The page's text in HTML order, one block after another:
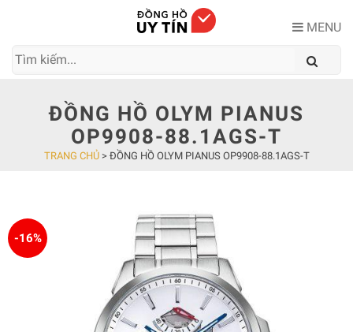
MENU
ĐỒNG HỒ OLYM PIANUS
OP9908-88.1AGS-T
TRANG CHỦ> ĐỒNG HỒ OLYM PIANUS OP9908-88.1AGS-T
-16%